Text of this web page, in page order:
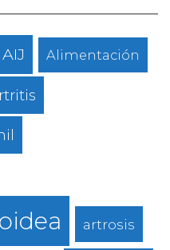
AIJ Alimentación
artrosis